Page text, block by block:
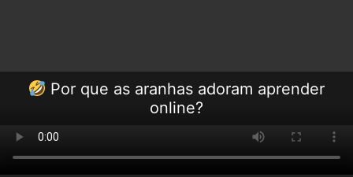
Por que as aranhas adoram aprender
online?